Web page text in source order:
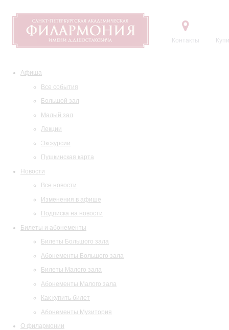
Контакты
Афиша
Все события
Большой зал
Малый зал
Лекции
Экскурсии
Пушкинская карта
Новости
Все новости
Изменения в афише
Подписка на новости
Билеты и абонементы
Билеты Большого зала
Абонементы Большого зала
Билеты Малого зала
Абонементы Малого зала
Как купить билет
Абонементы Музитория
О филармонии